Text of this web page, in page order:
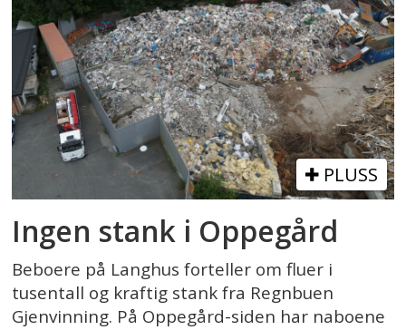
PLUSS
Ingen stank i Oppegård
Beboere på Langhus forteller om fluer i
tusentall og kraftig stank fra Regnbuen
Gjenvinning. På Oppegård-siden har naboene